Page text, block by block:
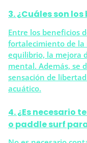
3. ¿Cuáles son
Entre los beneficios
fortalecimiento de
equilibrio, la mejora
mental. Además, se
sensación de
acuático.
4. ¿Es necesario
o paddle surf